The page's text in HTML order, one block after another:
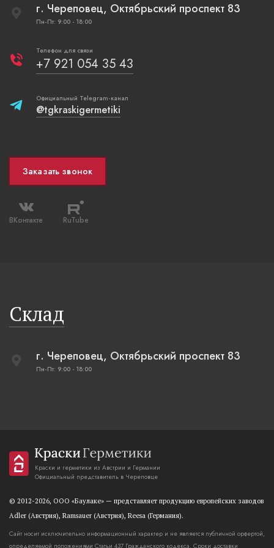
г. Череповец, Октябрьский проспект 83
Пн-Пт: 9:00 - 18:00
Телефон для связи
+7 921 054 35 43
Официальный Telegram-канал
@tgkraskigermetiki
Заказать звонок
ВКонтакте RuTube
Склад
г. Череповец, Октябрьский проспект 83
Пн-Пт: 9:00 - 18:00
Краски и герметики из Австрии и Германии
Официальный представитель в Череповце
© 2012-2026, OOO «Баулаке» — представляет продукцию европейских заводов
Adler (Австрия), Ramsauer (Австрия), Reesa (Германия).
Сайт носит исключительно информационный характер и не является публичной орфертой,
определяемой положениями Статьи 437 Гражданского кодекса. Сроки доставки